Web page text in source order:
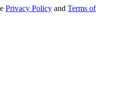
Privacy Policy and Terms of